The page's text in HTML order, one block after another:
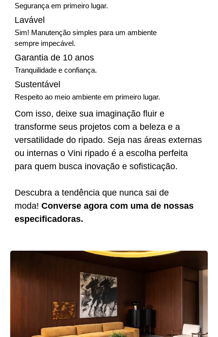
Segurança em primeiro lugar.
Lavável
Sim! Manutenção simples para um ambiente
sempre impecável.
Garantia de 10 anos
Tranquilidade e confiança.
Sustentável
Respeito ao meio ambiente em primeiro lugar.
Com isso, deixe sua imaginação fluir e
transforme seus projetos com a beleza e a
versatilidade do ripado. Seja nas áreas externas
ou internas o Vini ripado é a escolha perfeita
para quem busca inovação e sofisticação.
Descubra a tendência que nunca sai de
moda! Converse agora com uma de nossas
especificadoras.